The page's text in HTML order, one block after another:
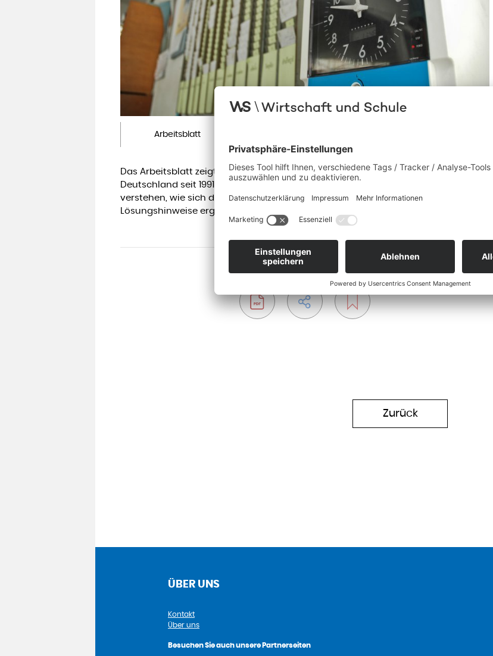
Arbeitsblatt
Das Arbeitsblatt zeigt die Entwicklung der atypischen Beschäftigungsformen in
Deutschland seit 1991. So können die Schülerinnen und Schüler direkt sehen und
verstehen, wie sich die atypischen Beschäftigungsformen entwickelt haben.
Lösungshinweise ergänzen das Arbeitsblatt.
Zurück
ÜBER UNS
Kontakt
Über uns
Besuchen Sie auch unsere Partnerseiten